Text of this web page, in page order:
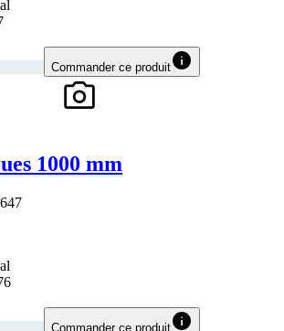
Commander ce produit
1000 mm
Commander ce produit